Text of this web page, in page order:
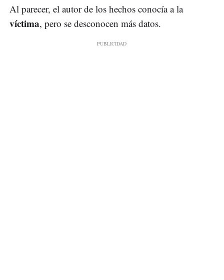
Al parecer, el autor de los hechos conocía a la
víctima, pero se desconocen más datos.